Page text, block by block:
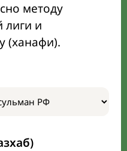
методу
лиги и
(ханафи).